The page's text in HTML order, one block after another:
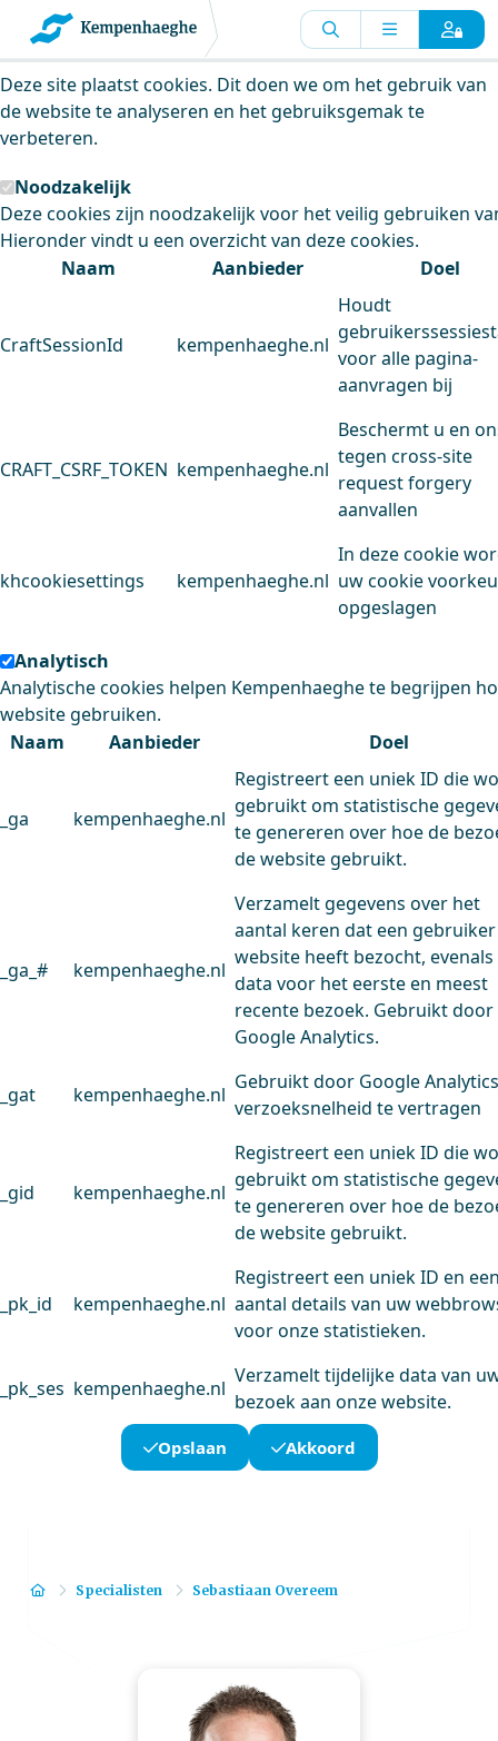
Kempenhaeghe maakt gebruik van
cookies
Deze site plaatst cookies. Dit doen we om het gebruik van
de website te analyseren en het gebruiksgemak te
verbeteren.
Noodzakelijk
Deze cookies zijn noodzakelijk voor het veilig gebruiken
Hieronder vindt u een overzicht van deze cookies.
Naam
Aanbieder Doel
CraftSessionId kempenhaeghe.nl
Houdt
voor alle pagina-
aanvragen bij
CRAFT_CSRF_TOKEN kempenhaeghe.nl
Beschermt u en
tegen cross-site
request forgery
aanvallen
khcookiesettings kempenhaeghe.nl
In deze cookie
uw cookie
opgeslagen
Analytisch
Analytische cookies helpen Kempenhaeghe te begrijpen
website gebruiken.
Naam
Aanbieder Doel
_ga kempenhaeghe.nl
Registreert een uniek ID die
gebruikt om statistische
te genereren over hoe de
de website gebruikt.
_ga_# kempenhaeghe.nl
Verzamelt gegevens over het
aantal keren dat een
website heeft bezocht, evenals
data voor het eerste en meest
recente bezoek. Gebruikt door
Google Analytics.
_gat kempenhaeghe.nl
Gebruikt door Google
verzoeksnelheid te vertragen
_gid kempenhaeghe.nl
Registreert een uniek ID die
gebruikt om statistische
te genereren over hoe de
de website gebruikt.
_pk_id kempenhaeghe.nl
Registreert een uniek ID en
aantal details van uw
voor onze statistieken.
_pk_ses kempenhaeghe.nl
Verzamelt tijdelijke data van
bezoek aan onze website.
Opslaan Akkoord
HomeSpecialisten Sebastiaan Overeem